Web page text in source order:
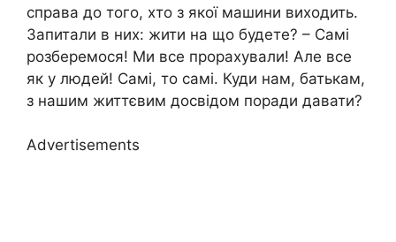
справа до того, хто з якої машини виходить.
Запитали в них: жити на що будете? – Самі
розберемося! Ми все прорахували! Але все
як у людей! Самі, то самі. Куди нам, батькам,
з нашим життєвим досвідом поради давати?
Advertisements